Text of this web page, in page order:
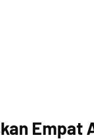
Empat